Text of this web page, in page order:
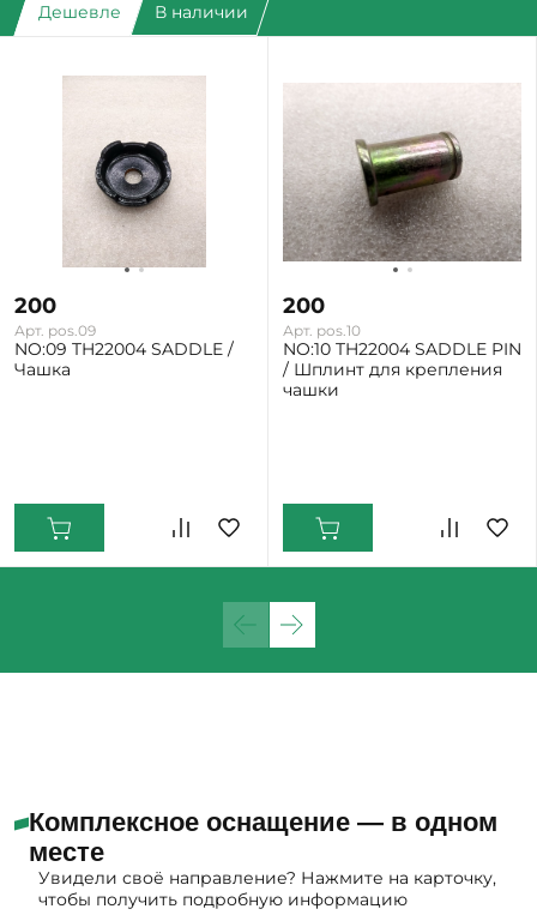
Дешевле В наличии
200
Арт. pos.09
NO:09 TH22004 SADDLE /
Чашка
200
Арт. pos.10
NO:10 TH22004 SADDLE PIN
/ Шплинт для крепления
чашки
Комплексное оснащение — в одном
месте
Увидели своё направление? Нажмите на карточку,
чтобы получить подробную информацию